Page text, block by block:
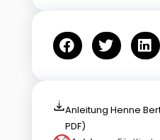
Anleitung Henne
PDF)